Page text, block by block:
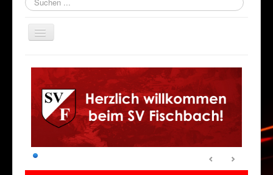
...
Navigation
an/aus
Aktuelles
Verein
Abteilungen
Veranstaltungen